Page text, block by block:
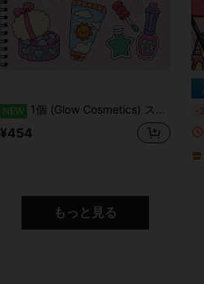
NEW 1個 (Glow Cosmetics) スパイラルバインドノート ココ、大人とティーンエイジャーに適しています、上質な厚紙、漫画風快適かわいい大胆なミニマリストパターン Wyo カラーリングブック 水彩スケッチブック、子供のおもちゃ、ストレス解消、暇つぶし、ホリデーギフト
¥454
-
もっと見る